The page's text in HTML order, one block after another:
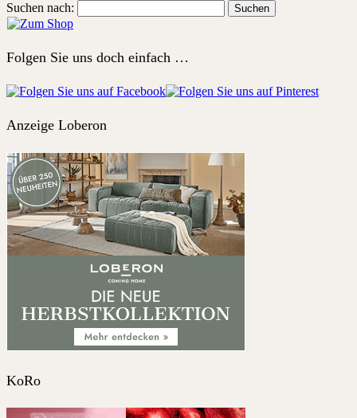
Suchen nach:
Folgen Sie uns doch einfach …
Anzeige Loberon
KoRo